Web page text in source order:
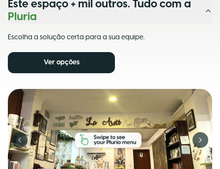
Este espaço + mil outros. Tudo com a
Pluria
Escolha a solução certa para a sua equipe.
Ver opções
Previous slide Next